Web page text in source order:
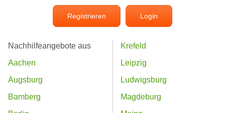
Registrieren Login
Nachhilfeangebote aus
Aachen
Augsburg
Bamberg
Krefeld
Leipzig
Ludwigsburg
Magdeburg